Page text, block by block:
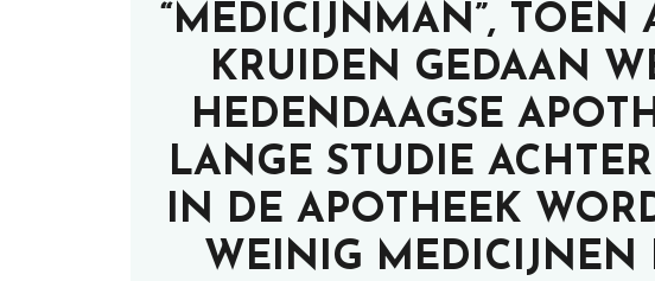
“MEDICIJNMAN”, TOEN
KRUIDEN GEDAAN
HEDENDAAGSE
LANGE STUDIE
IN DE APOTHEEK
WEINIG MEDICIJNEN